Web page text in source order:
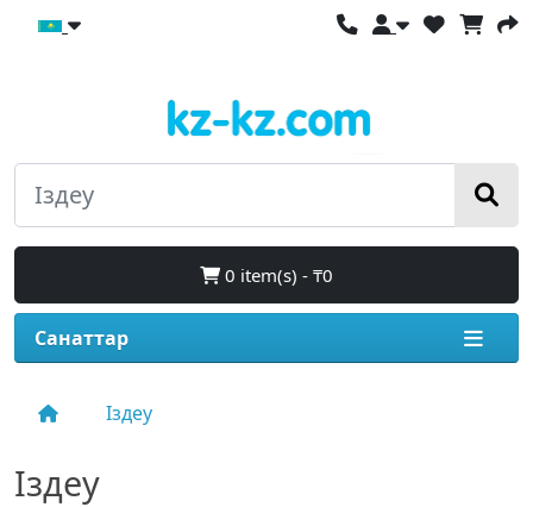
0 item(s) - ₸0
Санаттар
Іздеу
Іздеу